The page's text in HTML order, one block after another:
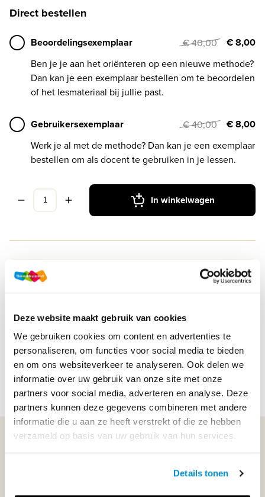
Deze website maakt gebruik van cookies
We gebruiken cookies om content en advertenties te
personaliseren, om functies voor social media te bieden
en om ons websiteverkeer te analyseren. Ook delen we
informatie over uw gebruik van onze site met onze
partners voor social media, adverteren en analyse. Deze
partners kunnen deze gegevens combineren met andere
informatie die u aan ze heeft verstrekt of die ze hebben
verzameld op basis van uw gebruik van hun services.
Details tonen
Direct bestellen
Beoordelingsexemplaar € 40,00 € 8,00
Ben je je aan het oriënteren op een nieuwe methode?
Dan kan je een exemplaar bestellen om te beoordelen
of het lesmateriaal bij jullie past.
Gebruikersexemplaar € 40,00 € 8,00
Werk je al met de methode? Dan kan je een exemplaar
bestellen om als docent te gebruiken in je lessen.
In winkelwagen
Druk
Soort uitgave Online + boek VO
ISBN 9789006978704
WIJ STAAN VOOR JE KLAAR!